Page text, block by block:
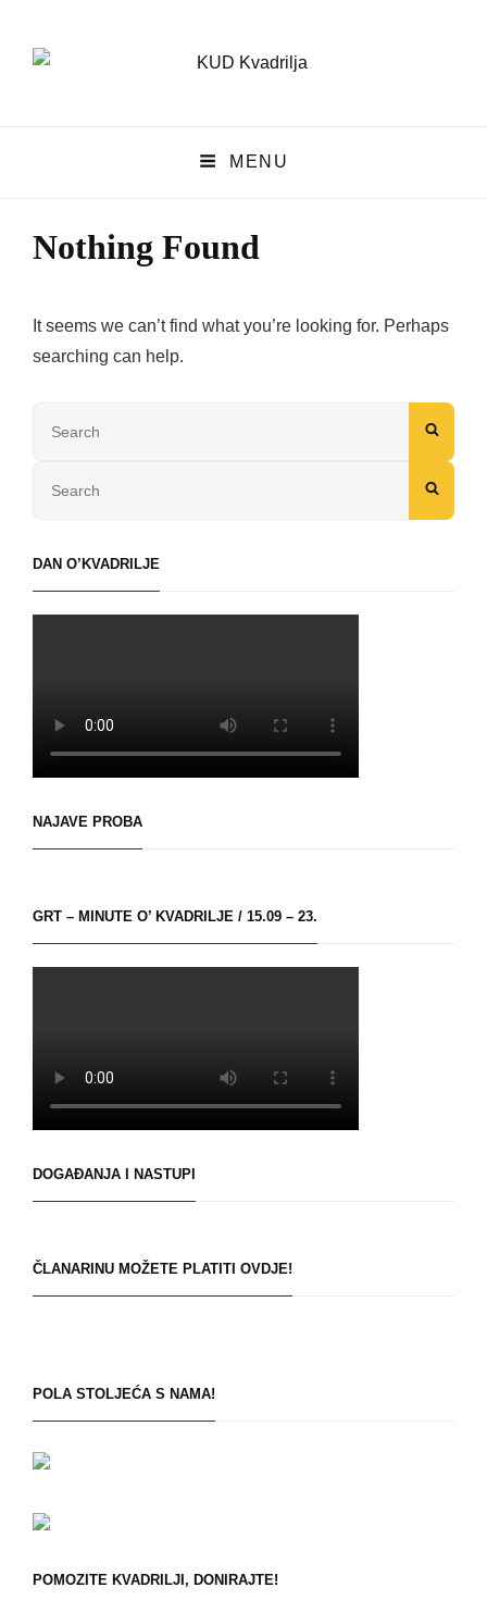
KUD KVADRILJAMENU
Nothing Found
It seems we can’t find what you’re looking for. Perhaps
searching can help.
DAN O’KVADRILJE
NAJAVE PROBA
GRT – MINUTE O’ KVADRILJE / 15.09 – 23.
DOGAĐANJA I NASTUPI
ČLANARINU MOŽETE PLATITI OVDJE!
POLA STOLJEĆA S NAMA!
POMOZITE KVADRILJI, DONIRAJTE!